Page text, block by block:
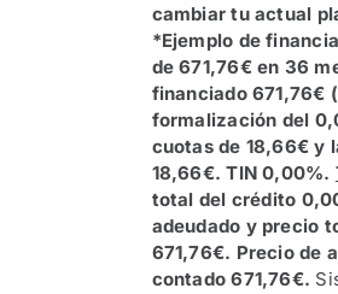
cambiar tu actual
*Ejemplo de
de 671,76€ en 36
financiado 671,76€
formalización del
cuotas de 18,66€ y
18,66€. TIN 0,00%.
total del crédito
adeudado y precio
671,76€. Precio de
contado 671,76€.